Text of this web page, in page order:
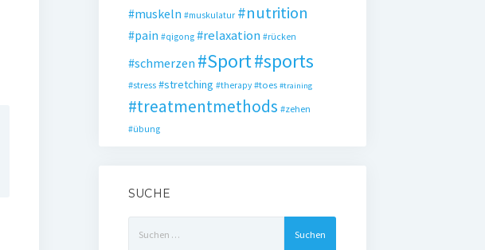
#muskeln #muskulatur #nutrition
#pain #qigong #relaxation #rücken
#schmerzen #Sport#sports
#stress #stretching #therapy #toes #training
#treatmentmethods #zehen
#übung
SUCHE
nach: